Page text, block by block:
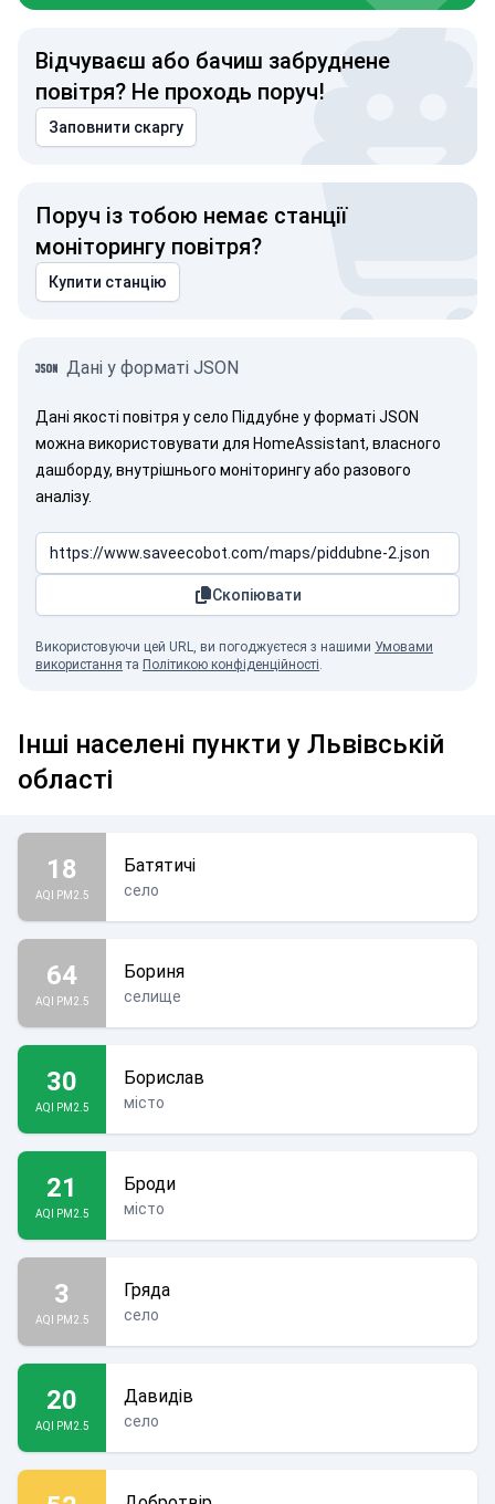
Відчуваєш або бачиш забруднене
повітря? Не проходь поруч!
Заповнити скаргу
Поруч із тобою немає станції
моніторингу повітря?
Купити станцію
Дані у форматі JSON
Дані якості повітря у село Піддубне у форматі JSON
можна використовувати для HomeAssistant, власного
дашборду, внутрішнього моніторингу або разового
аналізу.
Скопіювати
Використовуючи цей URL, ви погоджуєтеся з нашими Умовами
використання та Політикою конфіденційності.
Інші населені пункти у Львівській
області
18
AQI PM2.5
Батятичі
село
64
AQI PM2.5
Бориня
селище
30
AQI PM2.5
Борислав
місто
21
AQI PM2.5
Броди
місто
3
AQI PM2.5
Гряда
село
20
AQI PM2.5
Давидів
село